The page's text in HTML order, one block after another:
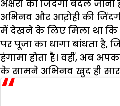
अक्षरा की जिंदगी बदल
अभिनव और आऱोही की
में देखने के लिए मिला था कि
पर पूजा का धागा बांधता है,
हंगामा होता है। वहीं, अब
के सामने अभिनव खुद ही